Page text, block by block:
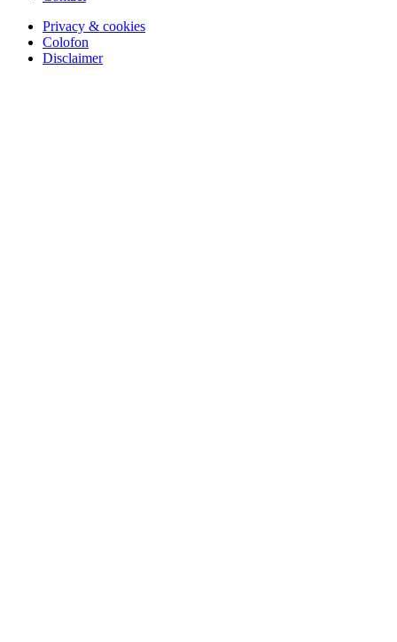
Privacy & cookies
Colofon
Disclaimer